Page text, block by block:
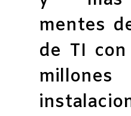
mentes
de TI